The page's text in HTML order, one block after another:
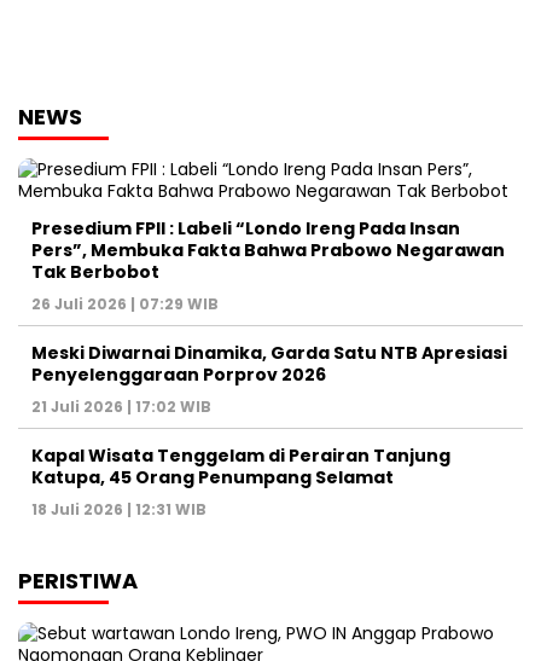
NEWS
Presedium FPII : Labeli “Londo Ireng Pada Insan
Pers”, Membuka Fakta Bahwa Prabowo Negarawan
Tak Berbobot
26 Juli 2026 | 07:29 WIB
Meski Diwarnai Dinamika, Garda Satu NTB Apresiasi
Penyelenggaraan Porprov 2026 ‎
21 Juli 2026 | 17:02 WIB
Kapal Wisata Tenggelam di Perairan Tanjung
Katupa, 45 Orang Penumpang Selamat
18 Juli 2026 | 12:31 WIB
PERISTIWA